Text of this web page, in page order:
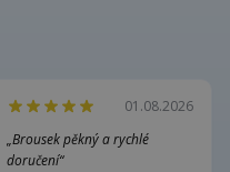
01.08.2026
„Brousek pěkný a rychlé
doručení“